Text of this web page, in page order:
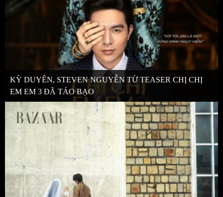
KỲ DUYÊN, STEVEN NGUYỄN TỪ TEASER CHỊ CHỊ
EM EM 3 ĐÃ TÁO BẠO